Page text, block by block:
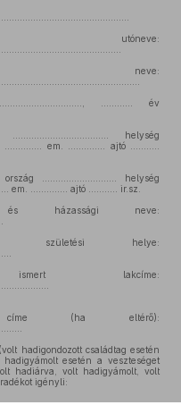
neve:
............ év
helység
em. .............. ajtó ...........
............................ helység
em. .............. ajtó ........... ir.sz.
házassági neve:
születési helye:
lakcíme:
címe (ha eltérő):
hadigondozott családtag esetén
esetén a veszteséget
hadiárva, volt hadigyámolt, volt
igényli: